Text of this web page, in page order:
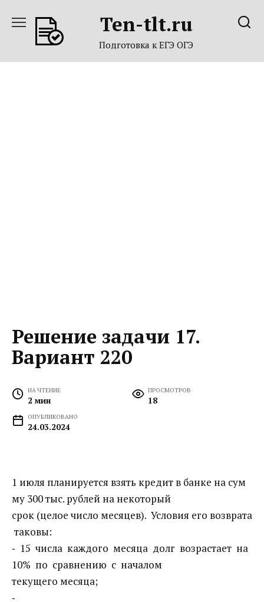
содержанию
Ten-tlt.ru
Подготовка к ЕГЭ ОГЭ
Решение задачи 17.
Вариант 220
НА ЧТЕНИЕ
2 мин
ПРОСМОТРОВ
18
ОПУБЛИКОВАНО
24.03.2024
1 июля планируется взять кредит в банке на сум
му 300 тыс. рублей на некоторый
срок (целое число месяцев). Условия его возврата
таковы:
‐ 15 числа каждого месяца долг возрастает на
10% по сравнению с началом
текущего месяца;
‐